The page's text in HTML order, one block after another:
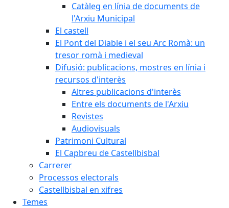
Catàleg en línia de documents de
l'Arxiu Municipal
El castell
El Pont del Diable i el seu Arc Romà: un
tresor romà i medieval
Difusió: publicacions, mostres en línia i
recursos d'interès
Altres publicacions d'interès
Entre els documents de l'Arxiu
Revistes
Audiovisuals
Patrimoni Cultural
El Capbreu de Castellbisbal
Carrerer
Processos electorals
Castellbisbal en xifres
Temes